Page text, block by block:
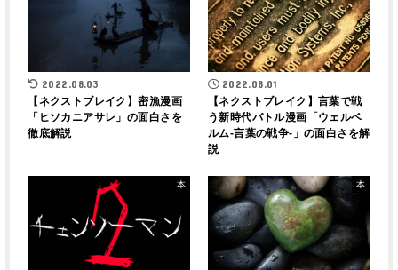
2022.08.03
【ネクストブレイク】密漁漫画
「ヒソカニアサレ」の面白さを
徹底解説
2022.08.01
【ネクストブレイク】言葉で戦
う新時代バトル漫画「ウェルベ
ルム-言葉の戦争-」の面白さを解
説
本 本